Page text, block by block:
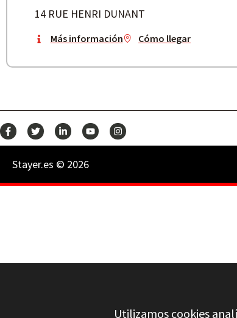
14 RUE HENRI DUNANT
Más información Cómo llegar
Stayer.es © 2026
Utilizamos cookies